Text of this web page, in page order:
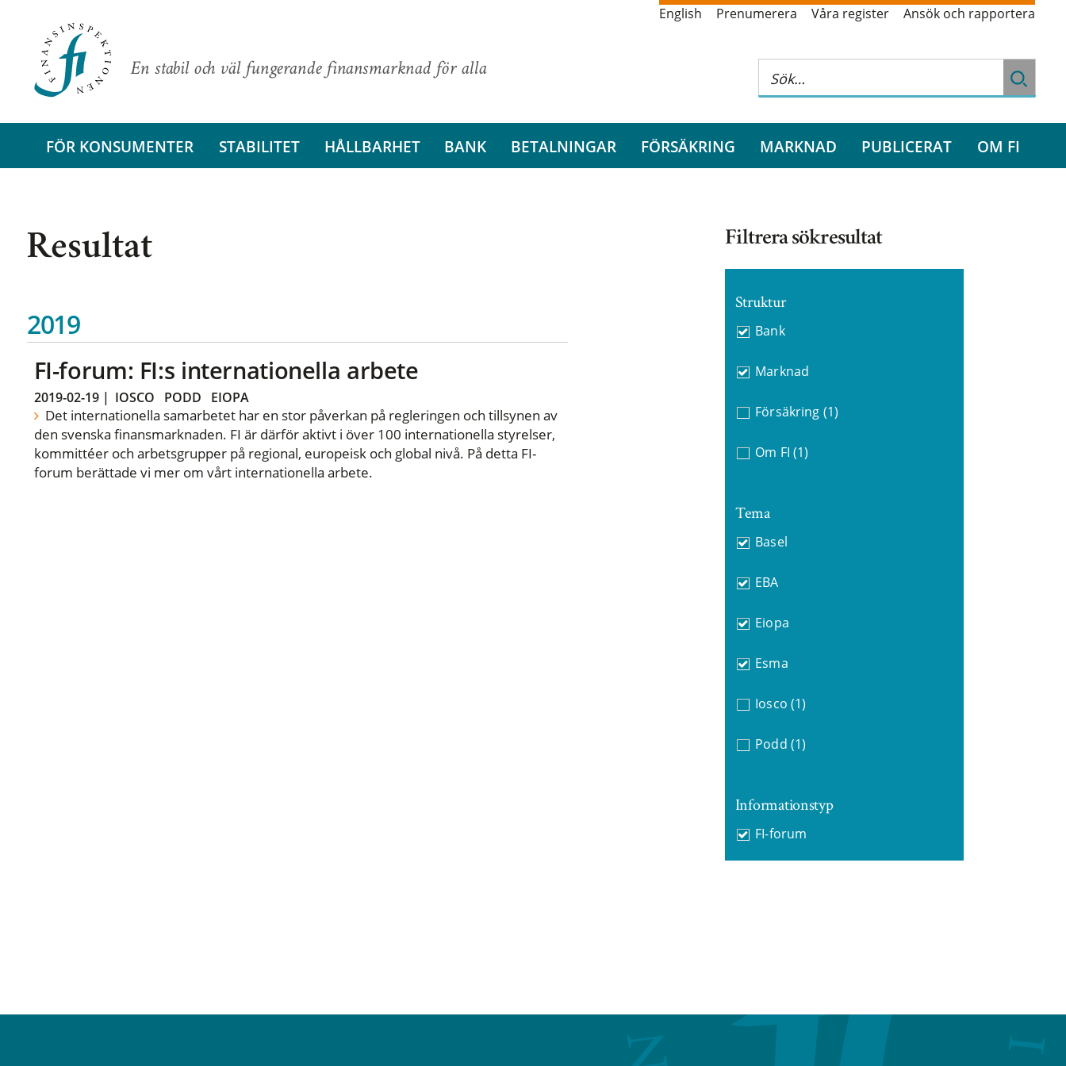
En stabil och väl fungerande finansmarknad för alla
English Prenumerera Våra register Ansök och rapportera
FÖR KONSUMENTER STABILITET HÅLLBARHET BANK BETALNINGAR FÖRSÄKRING MARKNAD PUBLICERAT OM FI
Resultat
2019
FI-forum: FI:s internationella arbete
2019-02-19| IOSCO PODD EIOPA
Det internationella samarbetet har en stor påverkan på regleringen och tillsynen av
den svenska finansmarknaden. FI är därför aktivt i över 100 internationella styrelser,
kommittéer och arbetsgrupper på regional, europeisk och global nivå. På detta FI-
forum berättade vi mer om vårt internationella arbete.
Filtrera sökresultat
Struktur
Bank
Marknad
Försäkring (1)
Om FI (1)
Tema
Basel
EBA
Eiopa
Esma
Iosco (1)
Podd (1)
Informationstyp
FI-forum